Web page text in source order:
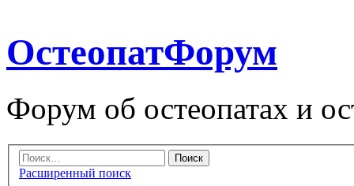
ОстеопатФорум
Форум об остеопатах и
Расширенный поиск